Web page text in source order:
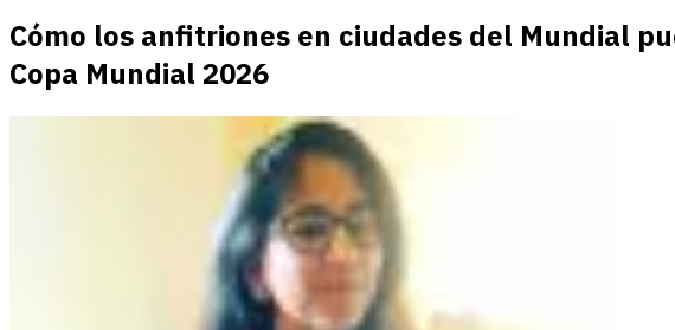
Cómo los anfitriones en ciudades del Mundial
Copa Mundial 2026